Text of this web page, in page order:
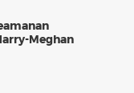
Meghan